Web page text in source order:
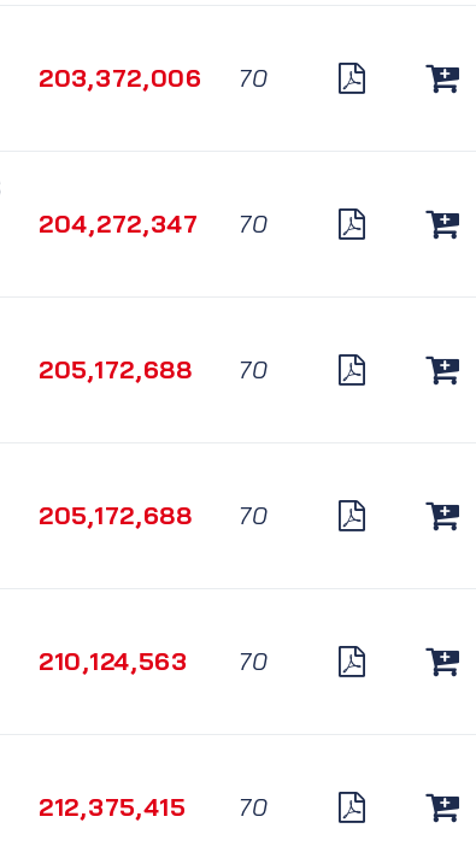
203,372,006 70
204,272,347 70
205,172,688 70
205,172,688 70
210,124,563 70
212,375,415 70